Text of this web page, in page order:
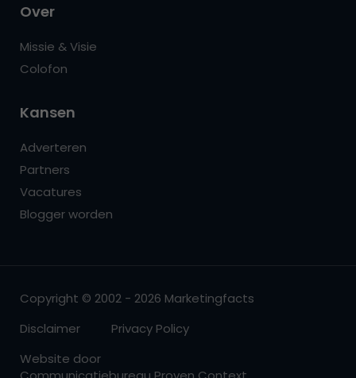
Over
Missie & Visie
Colofon
Kansen
Adverteren
Partners
Vacatures
Blogger worden
Copyright © 2002 - 2026 Marketingfacts
Disclaimer
Privacy Policy
Website door